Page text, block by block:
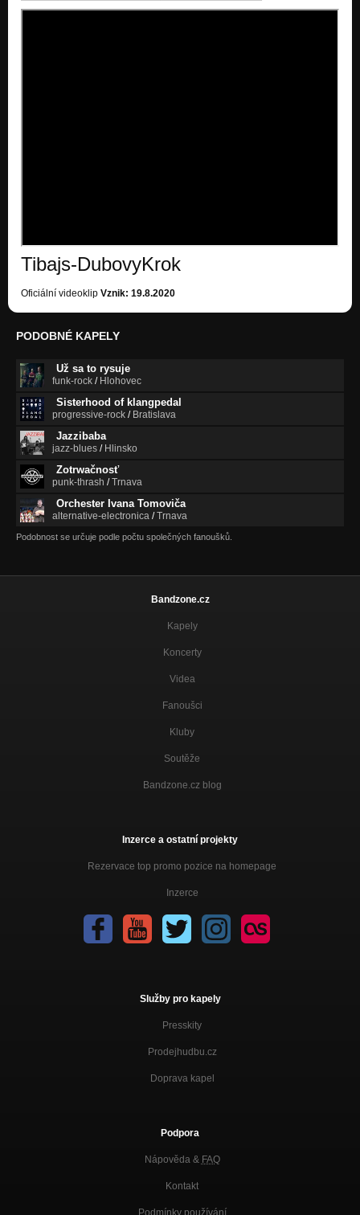
KOSMOS
Tibajs-DubovyKrok
Oficiální videoklip Vznik: 19.8.2020
PODOBNÉ KAPELY
Už sa to rysuje
funk-rock / Hlohovec
Sisterhood of klangpedal
progressive-rock / Bratislava
Jazzibaba
jazz-blues / Hlinsko
Zotrwačnosť
punk-thrash /Trnava
Orchester Ivana Tomoviča
alternative-electronica /Trnava
Podobnost se určuje podle počtu společných fanoušků.
Bandzone.cz
Kapely
Koncerty
Videa
Fanoušci
Kluby
Soutěže
Bandzone.cz blog
Inzerce a ostatní projekty
Rezervace top promo pozice na homepage
Inzerce
Služby pro kapely
Presskity
Prodejhudbu.cz
Doprava kapel
Podpora
Nápověda & FAQ
Kontakt
Podmínky používání